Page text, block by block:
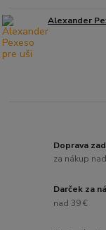
Alexander
Doprava
za nákup
Darček za
nad 39 €